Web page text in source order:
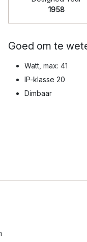
1958
Goed om te
Watt, max: 41
IP-klasse 20
Dimbaar